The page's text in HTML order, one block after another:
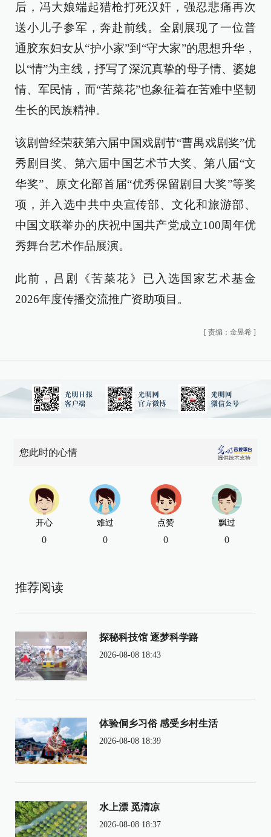
后，冯大娘端起猎枪打死汉奸，强忍悲痛再次
送小儿子参军，奔赴前线。全剧展现了一位普
通胶东妇女从“护小家”到“守大家”的思想升华，
以“情”为主线，抒写了深沉真挚的母子情、婆媳
情、军民情，而“苦菜花”也象征着在苦难中坚韧
生长的民族精神。
该剧曾经荣获第六届中国戏剧节“曹禺戏剧奖”优
秀剧目奖、第六届中国艺术节大奖、第八届“文
华奖”、原文化部首届“优秀保留剧目大奖”等奖
项，并入选中共中央宣传部、文化和旅游部、
中国文联举办的庆祝中国共产党成立100周年优
秀舞台艺术作品展演。
此前，吕剧《苦菜花》已入选国家艺术基金
2026年度传播交流推广资助项目。
[ 责编：金昱希 ]
您此时的心情
开心
0
难过
0
点赞
0
飘过
0
推荐阅读
探秘科技馆 逐梦科学路
2026-08-08 18:43
体验侗乡习俗 感受乡村生活
2026-08-08 18:39
水上漂 觅清凉
2026-08-08 18:37